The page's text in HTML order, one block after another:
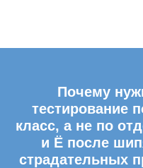
Почему
тестирование
класс, а не по
и Ё после
страдательных